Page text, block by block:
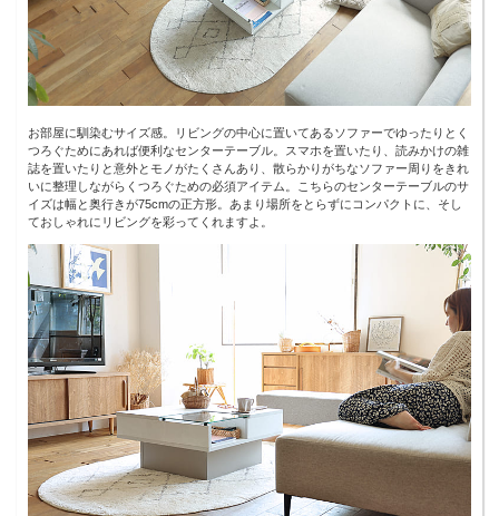
お部屋に馴染むサイズ感。リビングの中心に置いてあるソファーでゆったりとく
つろぐためにあれば便利なセンターテーブル。スマホを置いたり、読みかけの雑
誌を置いたりと意外とモノがたくさんあり、散らかりがちなソファー周りをきれ
いに整理しながらくつろぐための必須アイテム。こちらのセンターテーブルのサ
イズは幅と奥行きが75cmの正方形。あまり場所をとらずにコンパクトに、そし
ておしゃれにリビングを彩ってくれますよ。